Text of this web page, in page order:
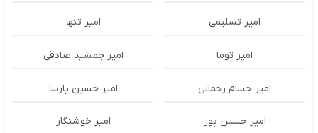
امیر تسلیمی امیر تنها
امیر توما امیر جمشید صادقی
امیر حسام رحمانی امیر حسین پارسا
امیر حسین پور امیر خوشنگار